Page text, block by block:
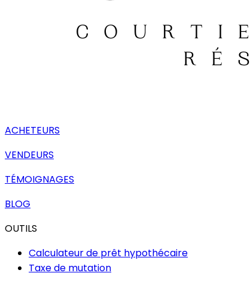
ACHETEURS
VENDEURS
TÉMOIGNAGES
BLOG
OUTILS
Calculateur de prêt hypothécaire
Taxe de mutation